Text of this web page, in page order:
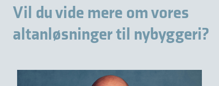
Vil du vide mere om vores
altanløsninger til nybyggeri?